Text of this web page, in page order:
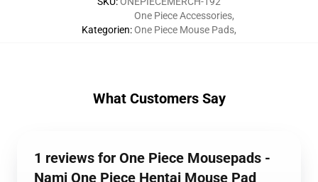
Kategorien:
One Piece Accessories,
One Piece Mouse Pads,
What Customers Say
1 reviews for One Piece Mousepads -
Nami One Piece Hentai Mouse Pad